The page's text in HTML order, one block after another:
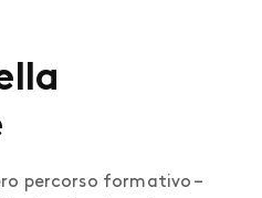
percorso formativo –